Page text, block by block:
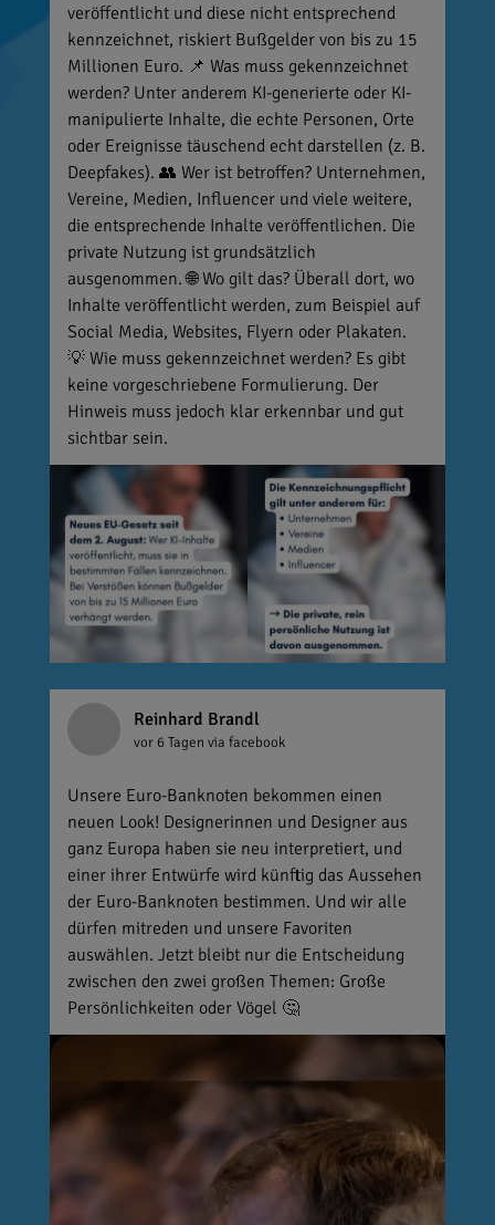
veröffentlicht und diese nicht entsprechend
kennzeichnet, riskiert Bußgelder von bis zu 15
Millionen Euro. 📌 Was muss gekennzeichnet
werden? Unter anderem KI-generierte oder KI-
manipulierte Inhalte, die echte Personen, Orte
oder Ereignisse täuschend echt darstellen (z. B.
Deepfakes). 👥 Wer ist betroffen? Unternehmen,
Vereine, Medien, Influencer und viele weitere,
die entsprechende Inhalte veröffentlichen. Die
private Nutzung ist grundsätzlich
ausgenommen. 🌐 Wo gilt das? Überall dort, wo
Inhalte veröffentlicht werden, zum Beispiel auf
Social Media, Websites, Flyern oder Plakaten.
💡 Wie muss gekennzeichnet werden? Es gibt
keine vorgeschriebene Formulierung. Der
Hinweis muss jedoch klar erkennbar und gut
sichtbar sein.
Reinhard Brandl
vor 6 Tagen via facebook
Unsere Euro-Banknoten bekommen einen
neuen Look! Designerinnen und Designer aus
ganz Europa haben sie neu interpretiert, und
einer ihrer Entwürfe wird künftig das Aussehen
der Euro-Banknoten bestimmen. Und wir alle
dürfen mitreden und unsere Favoriten
auswählen. Jetzt bleibt nur die Entscheidung
zwischen den zwei großen Themen: Große
Persönlichkeiten oder Vögel 🤔